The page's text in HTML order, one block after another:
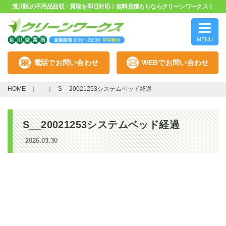
荒川区の不用品回収・買取を即日対応！無料見積もりならクリーンワークス！
MENU
電話でお問い合わせ WEBでお問い合わせ
HOME S__20021253システムベッド経過
S__20021253システムベッド経過
2026.03.30